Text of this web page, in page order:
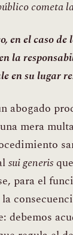
cometa
en el caso de
la
en su lugar
abogado
mera
sui generis
para el
debemos